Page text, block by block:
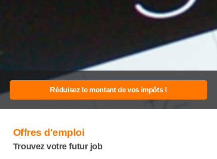
Offres d'emploi
Trouvez votre futur job